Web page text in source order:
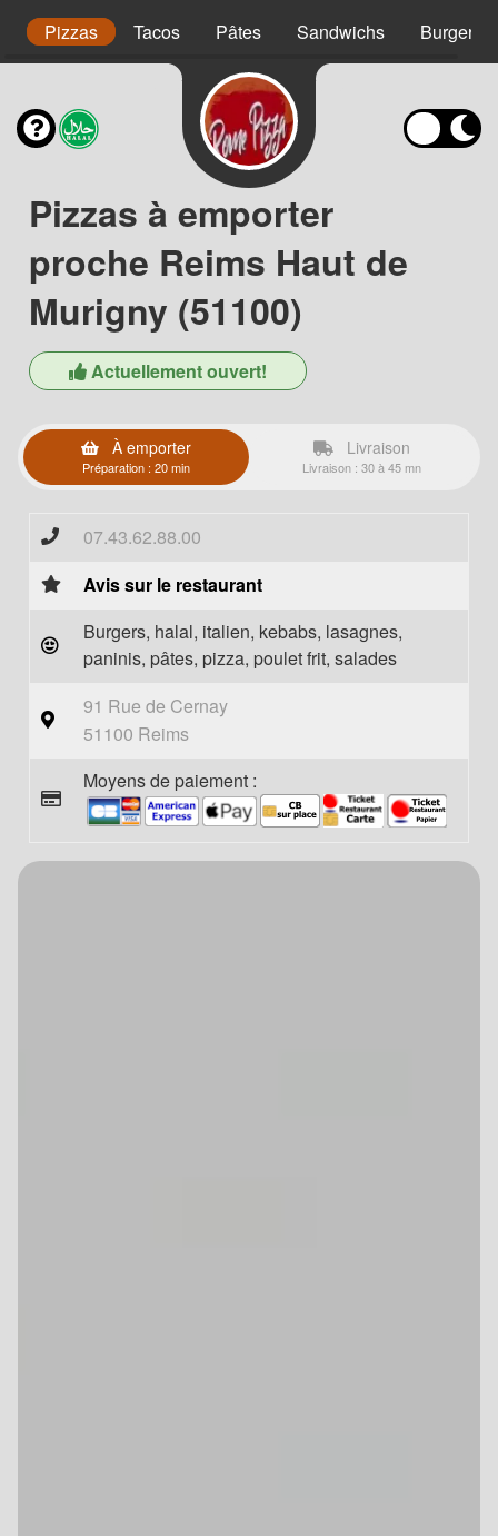
Pizzas Tacos Pâtes Sandwichs Burgers
Pizzas à emporter
proche Reims Haut de
Murigny (51100)
Actuellement ouvert!
À emporter
Préparation : 20 min
Livraison
Livraison : 30 à 45 mn
07.43.62.88.00
Avis sur le restaurant
Burgers, halal, italien, kebabs, lasagnes,
paninis, pâtes, pizza, poulet frit, salades
91 Rue de Cernay
51100 Reims
Moyens de paiement :